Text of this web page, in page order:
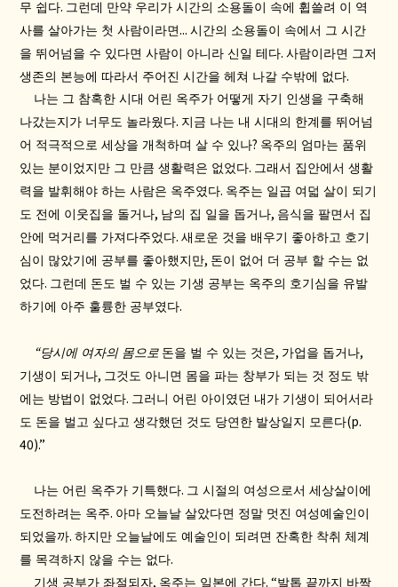
무 쉽다. 그런데 만약 우리가 시간의 소용돌이 속에 휩쓸려 이 역
사를 살아가는 첫 사람이라면...시간의 소용돌이 속에서 그 시간
을 뛰어넘을 수 있다면 사람이 아니라 신일 테다.사람이라면 그저
생존의 본능에 따라서 주어진 시간을 헤쳐 나갈 수밖에 없다.
나는 그 참혹한 시대 어린 옥주가 어떻게 자기 인생을 구축해
나갔는지가 너무도 놀라웠다. 지금 나는 내 시대의 한계를 뛰어넘
어 적극적으로 세상을 개척하며 살 수 있나? 옥주의 엄마는 품위
있는 분이었지만 그 만큼 생활력은 없었다. 그래서 집안에서 생활
력을 발휘해야 하는 사람은 옥주였다. 옥주는 일곱 여덟 살이 되기
도 전에 이웃집을 돌거나, 남의 집 일을 돕거나, 음식을 팔면서 집
안에 먹거리를 가져다주었다.새로운 것을 배우기 좋아하고 호기
심이 많았기에 공부를 좋아했지만, 돈이 없어 더 공부 할 수는 없
었다. 그런데 돈도 벌 수 있는 기생 공부는 옥주의 호기심을 유발
하기에 아주 훌륭한 공부였다.
“당시에 여자의 몸으로 돈을 벌 수 있는 것은, 가업을 돕거나,
기생이 되거나, 그것도 아니면 몸을 파는 창부가 되는 것 정도 밖
에는 방법이 없었다. 그러니 어린 아이였던 내가 기생이 되어서라
도 돈을 벌고 싶다고 생각했던 것도 당연한 발상일지 모른다(p.
40).”
나는 어린 옥주가 기특했다. 그 시절의 여성으로서 세상살이에
도전하려는 옥주. 아마 오늘날 살았다면 정말 멋진 여성예술인이
되었을까.하지만 오늘날에도 예술인이 되려면 잔혹한 착취 체계
를 목격하지 않을 수는 없다.
기생 공부가 좌절되자, 옥주는 일본에 간다. “발톱 끝까지 바짝